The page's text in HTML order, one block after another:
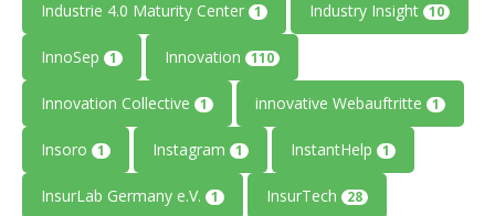
Industrie 4.0 Maturity Center 1 Industry Insight 10
InnoSep 1 Innovation 110
Innovation Collective 1 innovative Webauftritte 1
Insoro 1 Instagram 1 InstantHelp 1
InsurLab Germany e.V. 1 InsurTech 28